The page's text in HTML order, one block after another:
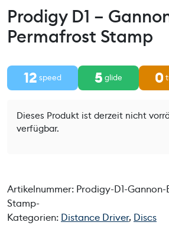
Prodigy D1 –
Permafrost Stamp
12 speed 5 glide 0
Dieses Produkt ist derzeit nicht
verfügbar.
Artikelnummer: Prodigy-D1-
Stamp-
Kategorien: Distance Driver, Discs